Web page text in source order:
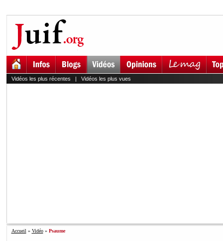
Vidéos les plus récentes | Vidéos les plus vues
Accueil » Vidéo» Psaume